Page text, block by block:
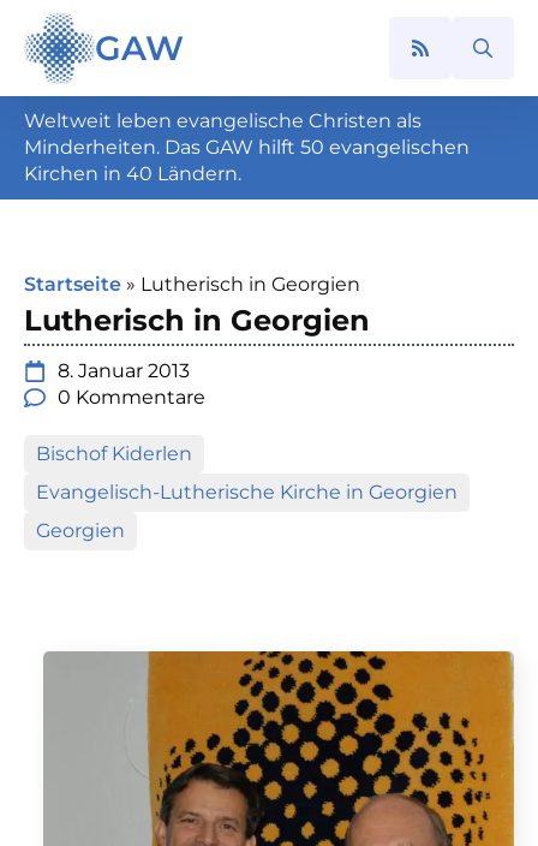
GAW
Search
Weltweit leben evangelische Christen als
Minderheiten. Das GAW hilft 50 evangelischen
Kirchen in 40 Ländern.
Startseite » Lutherisch in Georgien
Lutherisch in Georgien
8. Januar 2013
0 Kommentare
Bischof Kiderlen
Evangelisch-Lutherische Kirche in Georgien
Georgien